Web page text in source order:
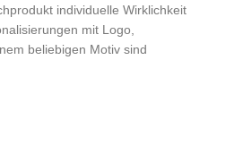
individuelle Wirklichkeit
mit Logo,
beliebigen Motiv sind